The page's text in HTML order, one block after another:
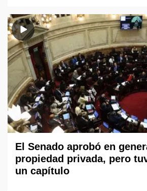
El Senado aprobó en
propiedad privada, pero
un capítulo